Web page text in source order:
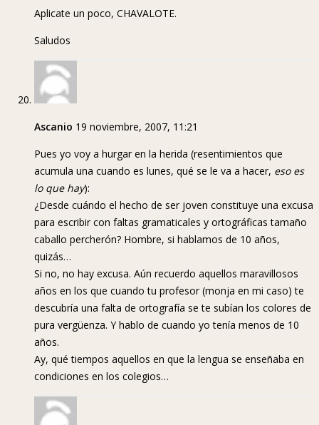
Aplicate un poco, CHAVALOTE.
Saludos
Ascanio 19 noviembre, 2007, 11:21
Pues yo voy a hurgar en la herida (resentimientos que
acumula una cuando es lunes, qué se le va a hacer, eso es
lo que hay):
¿Desde cuándo el hecho de ser joven constituye una excusa
para escribir con faltas gramaticales y ortográficas tamaño
caballo percherón? Hombre, si hablamos de 10 años,
quizás…
Si no, no hay excusa. Aún recuerdo aquellos maravillosos
años en los que cuando tu profesor (monja en mi caso) te
descubría una falta de ortografía se te subían los colores de
pura vergüenza. Y hablo de cuando yo tenía menos de 10
años.
Ay, qué tiempos aquellos en que la lengua se enseñaba en
condiciones en los colegios…